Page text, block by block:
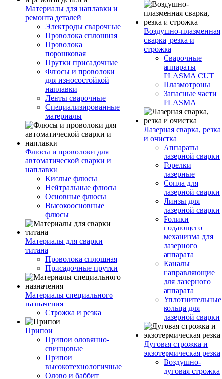
Материалы для наплавки и
ремонта деталей
Электроды сварочные
Проволока сплошная
Проволока
порошковая
Прутки присадочные
Флюсы и проволоки
для износостойкой
наплавки
Ленты сварочные
Специализированные
материалы
Флюсы и проволоки для
автоматической сварки и
наплавки
Кислые флюсы
Нейтральные флюсы
Основные флюсы
Высокоосновные
флюсы
Материалы для сварки
титана
Проволока сплошная
Присадочные прутки
Материалы специального
назначения
Строжка и резка
Припои
Припои оловянно-
свинцовые
Припои
высокотехнологичные
Олово и баббит
Воздушно-плазменная
сварка, резка и
строжка
Сварочные
аппараты
PLASMA CUT
Плазмотроны
Запасные части
PLASMA
Лазерная сварка, резка
и очистка
Аппараты
лазерной сварки
Горелки
лазерные
Сопла для
лазерной сварки
Линзы для
лазерной сварки
Ролики
подающего
механизма для
лазерного
аппарата
Каналы
направляющие
для лазерного
аппарата
Уплотнительные
кольца для
лазерной сварки
Дуговая строжка и
экзотермическая резка
Воздушно-
дуговая строжка